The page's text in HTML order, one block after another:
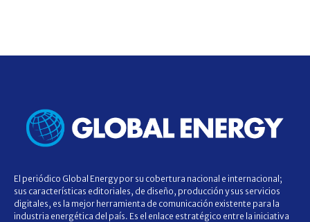
El periódico Global Energy por su cobertura nacional e internacional;
sus características editoriales, de diseño, producción y sus servicios
digitales, es la mejor herramienta de comunicación existente para la
industria energética del país. Es el enlace estratégico entre la iniciativa